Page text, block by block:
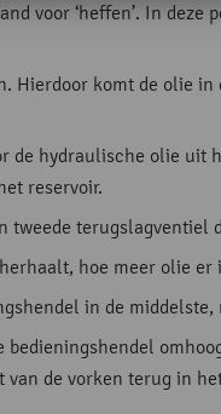
voor ‘heffen’. In
Hierdoor komt de olie
de hydraulische olie
reservoir.
hoe meer olie
in de
de vorken terug in